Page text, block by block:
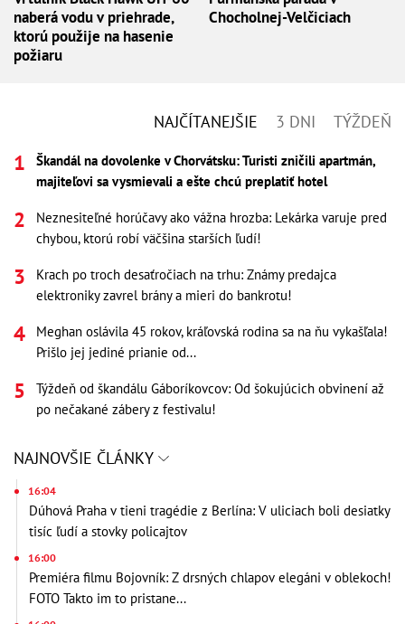
naberá vodu v priehrade,
ktorú použije na hasenie
požiaru
Chocholnej-Velčiciach
NAJČÍTANEJŠIE 3 DNI TÝŽDEŇ
Škandál na dovolenke v Chorvátsku: Turisti zničili apartmán,
majiteľovi sa vysmievali a ešte chcú preplatiť hotel
Neznesiteľné horúčavy ako vážna hrozba: Lekárka varuje pred
chybou, ktorú robí väčšina starších ľudí!
Krach po troch desaťročiach na trhu: Známy predajca
elektroniky zavrel brány a mieri do bankrotu!
Meghan oslávila 45 rokov, kráľovská rodina sa na ňu vykašľala!
Prišlo jej jediné prianie od...
Týždeň od škandálu Gáboríkovcov: Od šokujúcich obvinení až
po nečakané zábery z festivalu!
NAJNOVŠIE ČLÁNKY
16:04
Dúhová Praha v tieni tragédie z Berlína: V uliciach boli desiatky
tisíc ľudí a stovky policajtov
16:00
Premiéra filmu Bojovník: Z drsných chlapov elegáni v oblekoch!
FOTO Takto im to pristane...